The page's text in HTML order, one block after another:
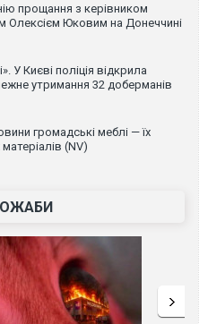
прощання з керівником
Олексієм Юковим на Донеччині
У Києві поліція відкрила
утримання 32 доберманів
громадські меблі — їх
(NV)